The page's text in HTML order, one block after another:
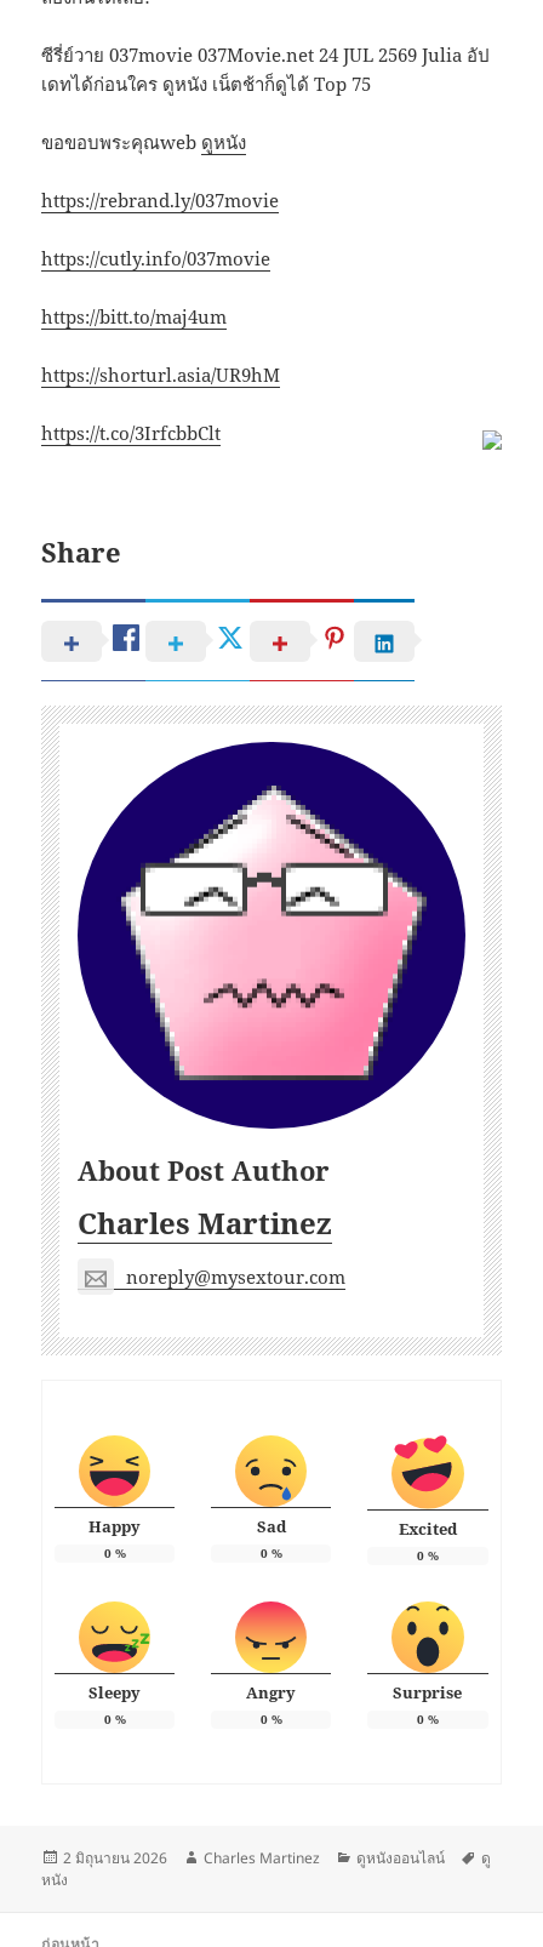
ซีรี่ย์วาย 037movie 037Movie.net 24 JUL 2569 Julia อัป
เดทได้ก่อนใคร ดูหนัง เน็ตช้าก็ดูได้ Top 75
ขอขอบพระคุณweb ดูหนัง
https://rebrand.ly/037movie
https://cutly.info/037movie
https://bitt.to/maj4um
https://shorturl.asia/UR9hM
https://t.co/3IrfcbbClt
Share
About Post Author
Charles Martinez
noreply@mysextour.com
Happy
0%
Sad
0%
Excited
0%
Sleepy
0%
Angry
0%
Surprise
0%
เขียน
เมื่อ
2 มิถุนายน 2026
ผู้
Charles Martinez
หมวด
ดูหนังออนไลน์
ป้าย
ดู
หนัง